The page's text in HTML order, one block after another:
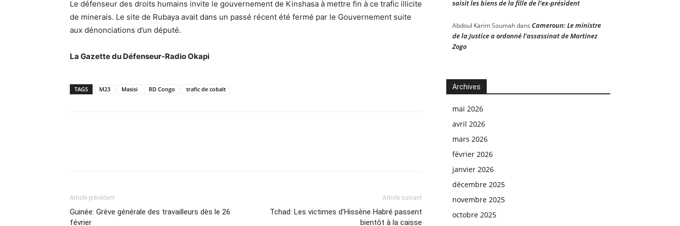
Le défenseur des droits humains invite le gouvernement de Kinshasa à mettre fin à ce trafic illicite
de minerais. Le site de Rubaya avait dans un passé récent été fermé par le Gouvernement suite
aux dénonciations d’un député.
La Gazette du Défenseur-Radio Okapi
TAGS M23 Masisi RD Congo trafic de cobalt
Article précédent
Guinée: Grève générale des travailleurs dès le 26
février
Article suivant
Tchad: Les victimes d’Hissène Habré passent
bientôt à la caisse
saisit les biens de la fille de l’ex-président
Abdoul Karim Soumahdans Cameroun: Le ministre
de la Justice a ordonné l’assassinat de Martinez
Zogo
Archives
mai 2026
avril 2026
mars 2026
février 2026
janvier 2026
décembre 2025
novembre 2025
octobre 2025